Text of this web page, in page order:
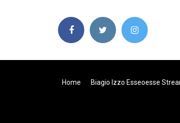
Home Biagio Izzo Esseoesse